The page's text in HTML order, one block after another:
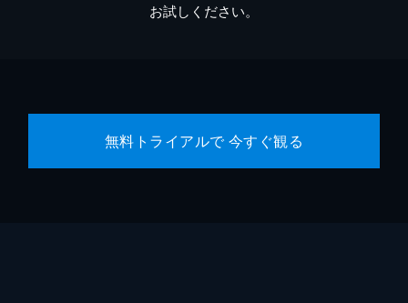
お試しください。
無料トライアルで 今すぐ観る